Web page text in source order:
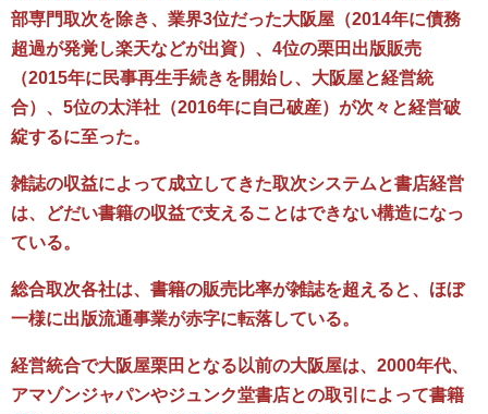
部専門取次を除き、業界3位だった大阪屋（2014年に債務
超過が発覚し楽天などが出資）、4位の栗田出版販売
（2015年に民事再生手続きを開始し、大阪屋と経営統
合）、5位の太洋社（2016年に自己破産）が次々と経営破
綻するに至った。
雑誌の収益によって成立してきた取次システムと書店経営
は、どだい書籍の収益で支えることはできない構造になっ
ている。
総合取次各社は、書籍の販売比率が雑誌を超えると、ほぼ
一様に出版流通事業が赤字に転落している。
経営統合で大阪屋栗田となる以前の大阪屋は、2000年代、
アマゾンジャパンやジュンク堂書店との取引によって書籍